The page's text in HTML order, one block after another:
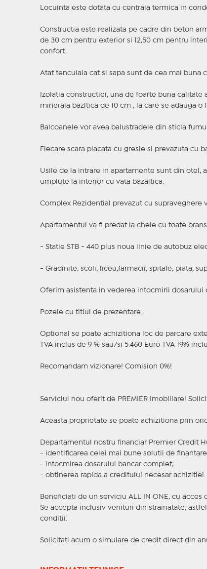
Locuinta este dotata cu centrala termica in
Constructia este realizata pe cadre din beton
de 30 cm pentru exterior si 12,50 cm pentru
confort.
Atat tencuiala cat si sapa sunt de cea mai buna
Izolatia constructiei, una de foarte buna calitate
minerala bazltica de 10 cm , la care se adauga o
Balcoanele vor avea balustradele din sticla
Fiecare scara placata cu gresie si prevazuta cu
Usile de la intrare in apartamente sunt din otel,
umplute la interior cu vata bazaltica.
Complex Rezidential prevazut cu supraveghere
Apartamentul va fi predat la cheie cu toate
- Statie STB - 440 plus noua linie de autobuz
- Gradinite, scoli, liceu,farmacii, spitale, piata,
Oferim asistenta in vederea intocmirii dosarului
Pozele cu titlul de prezentare .
Optional se poate achizitiona loc de parcare
TVA inclus de 9 % sau/si 5.460 Euro TVA 19%
Recomandam vizionare! Comision 0%!
Serviciul nou oferit de PREMIER Imobiliare!
Aceasta proprietate se poate achizitiona prin
Departamentul nostru financiar Premier Credit
- identificarea celei mai bune solutii de
- intocmirea dosarului bancar complet;
- obtinerea rapida a creditului necesar achizitiei.
Beneficiati de un serviciu ALL IN ONE, cu
Se accepta inclusiv venituri din strainatate,
conditii.
Solicitati acum o simulare de credit direct din